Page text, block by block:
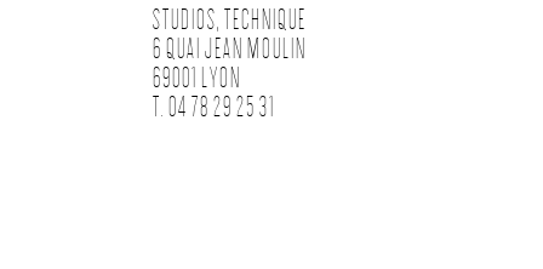
STUDIOS, TECHNIQUE
6 QUAI JEAN MOULIN
69001 LYON
T. 04 78 29 25 31